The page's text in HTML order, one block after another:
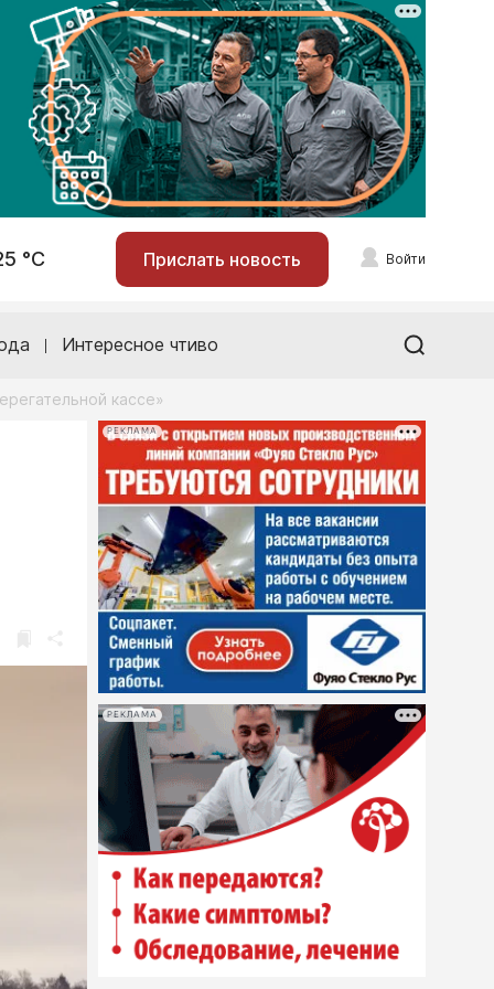
°С Прислать новость Войти
Интересное чтиво
кассе»
РЕКЛАМА
РЕКЛАМА